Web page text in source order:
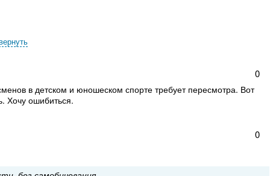
0
в детском и юношеском спорте требует пересмотра. Вот
Хочу ошибиться.
0